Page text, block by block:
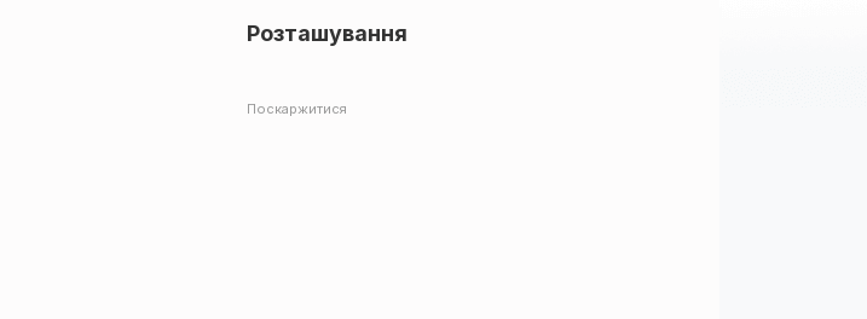
Розташування
Поскаржитися